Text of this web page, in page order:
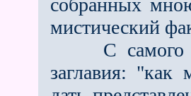
собранных
мистический
С самого
заглавия: "как